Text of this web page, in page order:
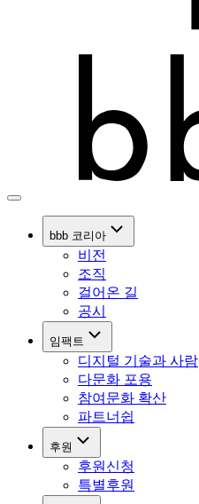
bbb 코리아
비전
조직
걸어온 길
공시
임팩트
디지털 기술과 사람
다문화 포용
참여문화 확산
파트너쉽
후원
후원신청
특별후원